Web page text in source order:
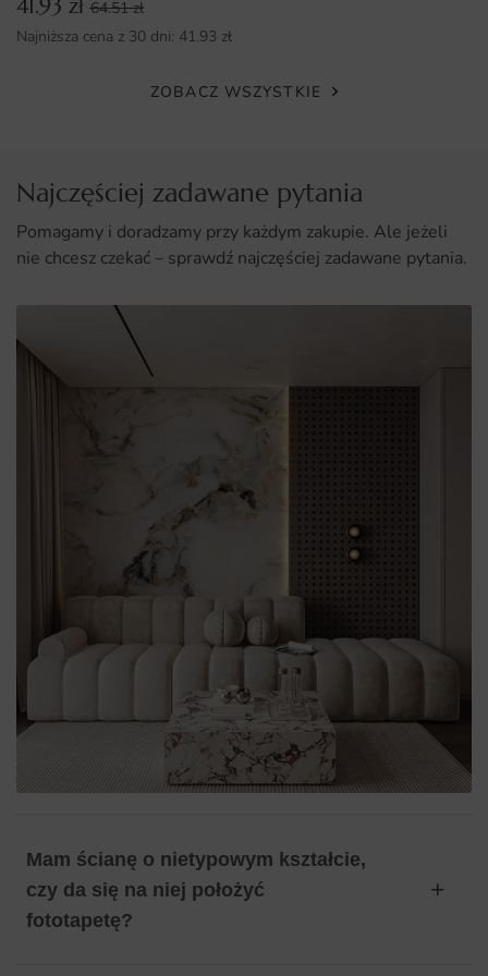
Wysoka jakość wykonania i trwałość materiału.
41.93 zł 64.51zł
Najniższa cena z 30 dni: 41.93 zł
ZOBACZ WSZYSTKIE
Najczęściej zadawane pytania
Pomagamy i doradzamy przy każdym zakupie. Ale jeżeli
nie chcesz czekać – sprawdź najczęściej zadawane pytania.
Mam ścianę o nietypowym kształcie,
czy da się na niej położyć
fototapetę?